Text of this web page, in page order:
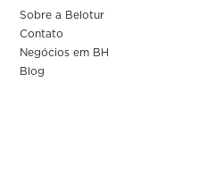
Sobre a Belotur
Contato
Negócios em BH
Blog